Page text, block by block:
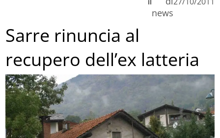
news
Sarre rinuncia al
recupero dell’ex latteria